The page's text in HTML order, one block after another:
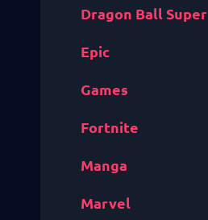
Dragon Ball Super
Epic
Games
Fortnite
Manga
Marvel